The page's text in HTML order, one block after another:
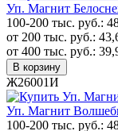
Уп. Магнит
100-200 тыс. руб.:
от 200 тыс. руб.:
от 400 тыс. руб.:
В корзину
Ж26001И
Уп. Магнит
100-200 тыс. руб.: